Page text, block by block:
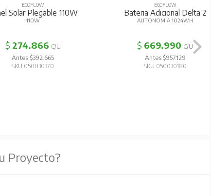
ECOFLOW
Solar Plegable 110W
110W
$ 274.866 C/U
Antes $392.665
SKU 050030370
ECOFLOW
Bateria Adicional Delta 2
AUTONOMIA 1024WH
$ 669.990 C/U
Antes $957.129
SKU 050030180
Proyecto?